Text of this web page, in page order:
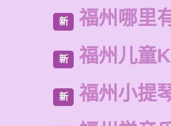
新 福州哪里
新 福州儿童
新 福州小提